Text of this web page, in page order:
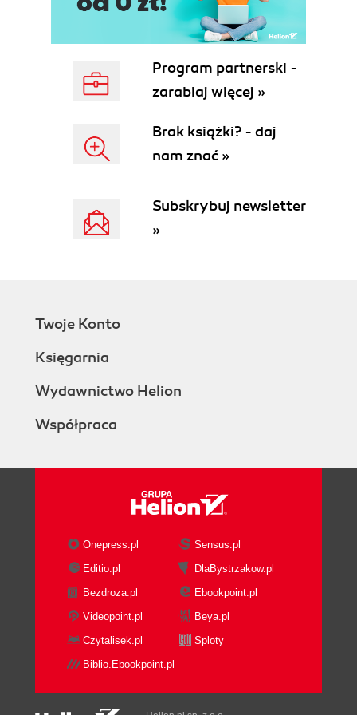
Dodatek A Matura 2005 w pytaniach uczniów (63)
Program partnerski -
zarabiaj więcej »
Brak książki? - daj
nam znać »
Subskrybuj newsletter
»
Twoje Konto
Księgarnia
Wydawnictwo Helion
Współpraca
Onepress.pl
Sensus.pl
Editio.pl
DlaBystrzakow.pl
Bezdroza.pl
Ebookpoint.pl
Videopoint.pl
Beya.pl
Czytalisek.pl
Sploty
Biblio.Ebookpoint.pl